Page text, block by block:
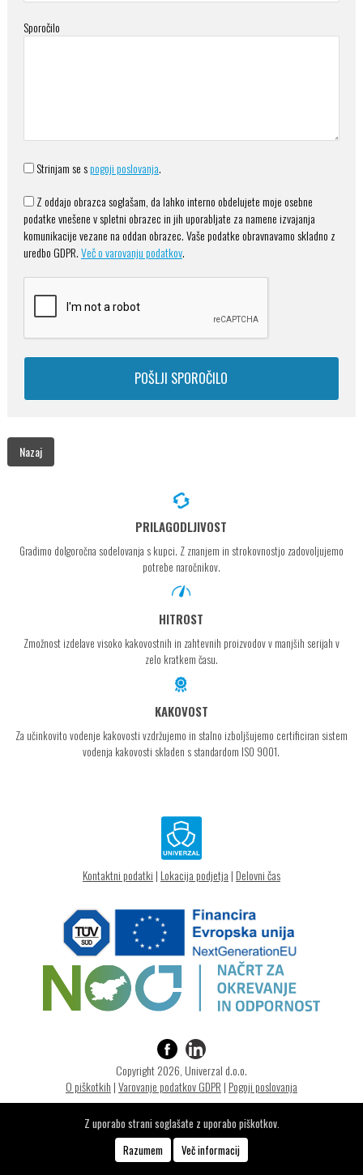
Z uporabo strani soglašate z uporabo piškotkov.
Razumem
Več informacij
Sporočilo
Strinjam se spogoji poslovanja.
Z oddajo obrazca soglašam, da lahko interno obdelujete moje osebne
podatke vnešene v spletni obrazec in jih uporabljate za namene izvajanja
komunikacije vezane na oddan obrazec. Vaše podatke obravnavamo skladno z
uredbo GDPR.Več o varovanju podatkov.
Nazaj
PRILAGODLJIVOST
Gradimo dolgoročna sodelovanja s kupci. Z znanjem in strokovnostjo zadovoljujemo
potrebe naročnikov.
HITROST
Zmožnost izdelave visoko kakovostnih in zahtevnih proizvodov v manjših serijah v
zelo kratkem času.
KAKOVOST
Za učinkovito vodenje kakovosti vzdržujemo in stalno izboljšujemo certificiran sistem
vodenja kakovosti skladen s standardom ISO 9001.
Kontaktni podatki | Lokacija podjetja | Delovni čas
Copyright 2026, Univerzal d.o.o.
O piškotkih |Varovanje podatkov GDPR | Pogoji poslovanja
izdelava strani
Optimizacija spletne strani:www.sabinabizjak.com